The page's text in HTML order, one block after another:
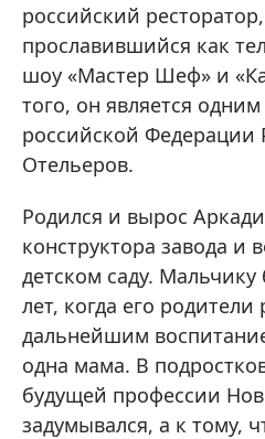
российский
прославившийся как
шоу «Мастер Шеф» и
того, он является
российской Федерации
Отельеров.
Родился и вырос
конструктора завода и
детском саду.
лет, когда его родители
дальнейшим
одна мама. В
будущей профессии
задумывался, а к тому,